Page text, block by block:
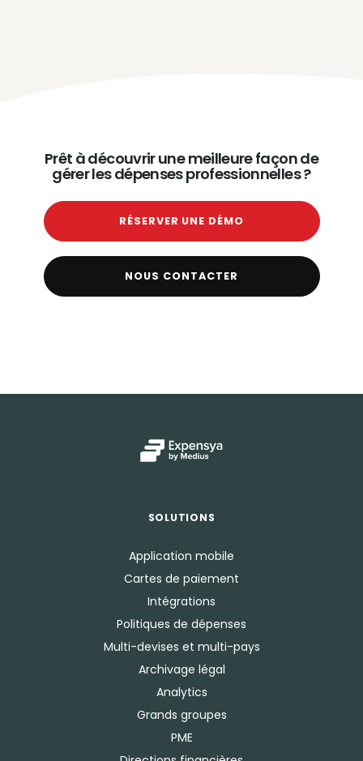
Prêt à découvrir une meilleure façon de
gérer les dépenses professionnelles ?
RÉSERVER UNE DÉMO
NOUS CONTACTER
SOLUTIONS
Application mobile
Cartes de paiement
Intégrations
Politiques de dépenses
Multi-devises et multi-pays
Archivage légal
Analytics
Grands groupes
PME